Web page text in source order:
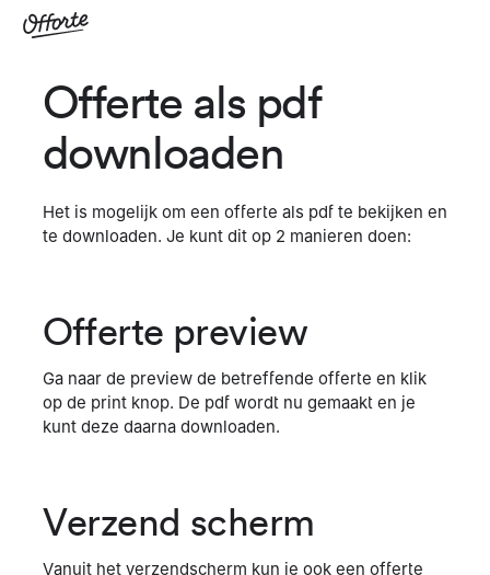
Offerte als pdf
downloaden
Het is mogelijk om een offerte als pdf te bekijken en
te downloaden. Je kunt dit op 2 manieren doen:
Offerte preview
Ga naar de preview de betreffende offerte en klik
op de print knop. De pdf wordt nu gemaakt en je
kunt deze daarna downloaden.
Verzend scherm
Vanuit het verzendscherm kun je ook een offerte